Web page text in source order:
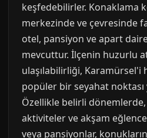
keşfedebilirler. Konaklama
merkezinde ve çevresinde
otel, pansiyon ve apart
mevcuttur. İlçenin huzurlu
ulaşılabilirliği, Karamürsel'i
popüler bir seyahat noktası
Özellikle belirli
aktiviteler ve akşam
veya pansiyonlar,